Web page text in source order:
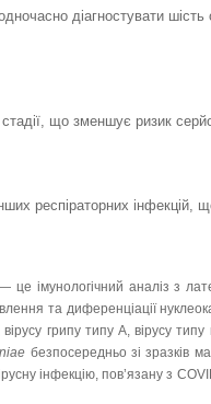
діагностувати шість
що зменшує ризик
респіраторних інфекцій,
імунологічний аналіз з
та диференціації
вірусу грипу типу А, вірусу типу
безпосередньо зі зразків
інфекцію, пов’язану з